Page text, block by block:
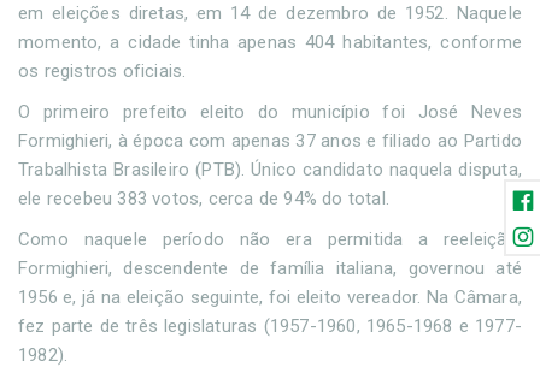
em eleições diretas, em 14 de dezembro de 1952. Naquele
momento, a cidade tinha apenas 404 habitantes, conforme
os registros oficiais.
O primeiro prefeito eleito do município foi José Neves
Formighieri, à época com apenas 37 anos e filiado ao Partido
Trabalhista Brasileiro (PTB). Único candidato naquela disputa,
ele recebeu 383 votos, cerca de 94% do total.
Como naquele período não era permitida a reeleição,
Formighieri, descendente de família italiana, governou até
1956 e, já na eleição seguinte, foi eleito vereador. Na Câmara,
fez parte de três legislaturas (1957-1960, 1965-1968 e 1977-
1982).